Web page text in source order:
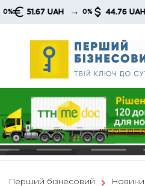
Skip
UAH → 0% 44.76 UAH → 0%
Перший бізнесовий Новини